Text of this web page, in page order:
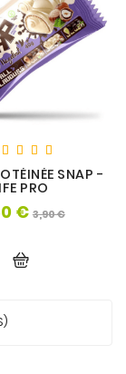
SNAP -
PRO
€ Prix
3,90 €Prix